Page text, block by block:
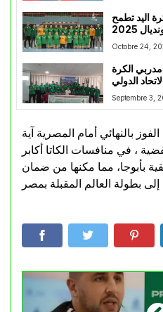
اليد تطمح
2025
Octobre 24,
مدربي الكرة
الدولي
Septembre 3,
بالنهائي أمام المصرية آية
، في منافسات الكاتا أكابر
بأبوجا، مما مكنها من ضمان